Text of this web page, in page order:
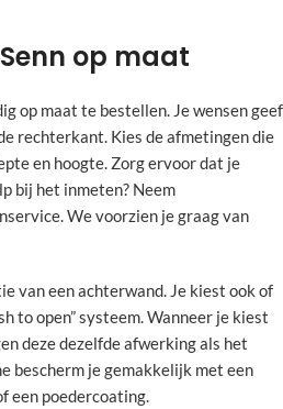
op maat
op maat te bestellen. Je wensen geef
rechterkant. Kies de afmetingen die
en hoogte. Zorg ervoor dat je
bij het inmeten? Neem
We voorzien je graag van
van een achterwand. Je kiest ook of
to open” systeem. Wanneer je kiest
deze dezelfde afwerking als het
bescherm je gemakkelijk met een
een poedercoating.